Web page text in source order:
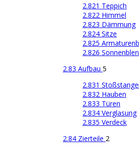
2.821 Teppich
2.822 Himmel
2.823 Dämmung
2.824 Sitze
2.825
2.826
2.83 Aufbau 5
2.831
2.832 Hauben
2.833 Türen
2.834 Verglasung
2.835 Verdeck
2.84 Zierteile 2